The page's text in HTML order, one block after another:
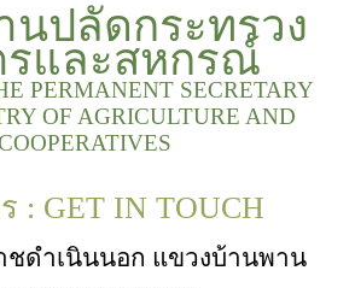
นปลัดกระทรวง
รและสหกรณ์
PERMANENT SECRETARY
OF AGRICULTURE AND
: GET IN TOUCH
ชดำเนินนอก แขวงบ้านพาน